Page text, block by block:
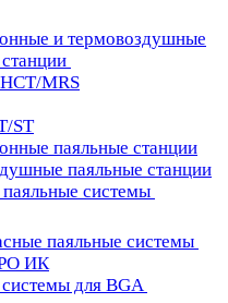
и термовоздушные
MRS
ST
паяльные станции
паяльные станции
системы
паяльные системы
ИК
для BGA